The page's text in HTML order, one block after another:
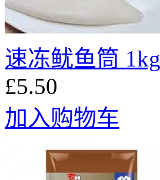
速冻鱿鱼筒 1kg
£5.50
加入购物车